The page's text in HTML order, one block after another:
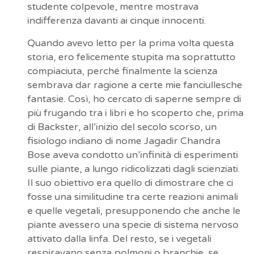
studente colpevole, mentre mostrava
indifferenza davanti ai cinque innocenti.
Quando avevo letto per la prima volta questa
storia, ero felicemente stupita ma soprattutto
compiaciuta, perché finalmente la scienza
sembrava dar ragione a certe mie fanciullesche
fantasie. Così, ho cercato di saperne sempre di
più frugando tra i libri e ho scoperto che, prima
di Backster, all’inizio del secolo scorso, un
fisiologo indiano di nome Jagadir Chandra
Bose aveva condotto un’infinità di esperimenti
sulle piante, a lungo ridicolizzati dagli scienziati.
Il suo obiettivo era quello di dimostrare che ci
fosse una similitudine tra certe reazioni animali
e quelle vegetali, presupponendo che anche le
piante avessero una specie di sistema nervoso
attivato dalla linfa. Del resto, se i vegetali